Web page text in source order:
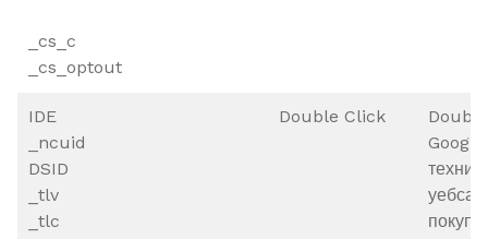
_cs_c
_cs_optout
IDE
_ncuid
DSID
_tlv
_tlc
Double Click
Google